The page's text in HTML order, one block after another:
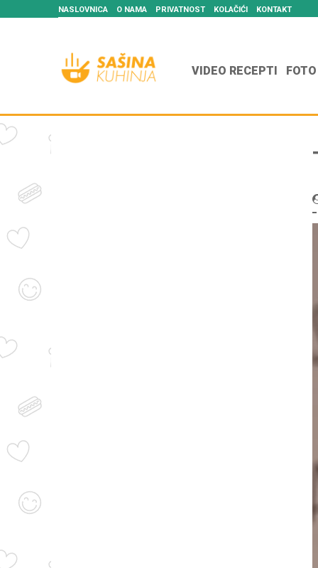
NASLOVNICA O NAMA PRIVATNOST KOLAČIĆI KONTAKT
VIDEO RECEPTI